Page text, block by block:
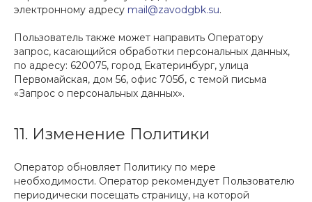
электронному адресу mail@zavodgbk.su.
Пользователь также может направить Оператору
запрос, касающийся обработки персональных данных,
по адресу: 620075, город Екатеринбург, улица
Первомайская, дом 56, офис 705б, с темой письма
«Запрос о персональных данных».
11. Изменение Политики
Оператор обновляет Политику по мере
необходимости. Оператор рекомендует Пользователю
периодически посещать страницу, на которой